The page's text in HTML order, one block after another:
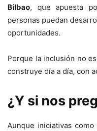
Bilbao, que apuesta
personas puedan
oportunidades.
Porque la inclusión no
construye día a día, con
¿Y si nos
Aunque iniciativas